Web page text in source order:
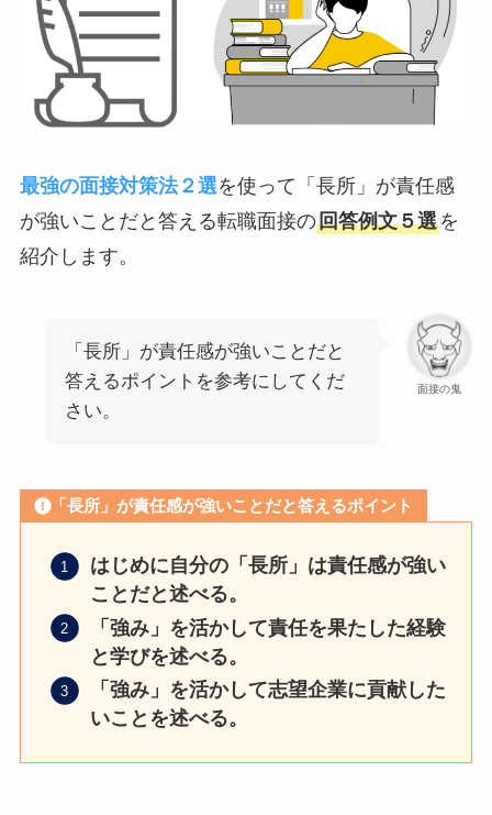
最強の面接対策法２選を使って「長所」が責任感
が強いことだと答える転職面接の回答例文５選を
紹介します。
面接の鬼
「長所」が責任感が強いことだと
答えるポイントを参考にしてくだ
さい。
「長所」が責任感が強いことだと答えるポイント
はじめに自分の「長所」は責任感が強い
ことだと述べる。
「強み」を活かして責任を果たした経験
と学びを述べる。
「強み」を活かして志望企業に貢献した
いことを述べる。